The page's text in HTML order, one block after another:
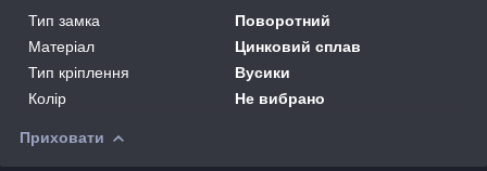
Тип замка
Поворотний
Матеріал
Цинковий сплав
Тип кріплення
Вусики
Колір
Не вибрано
Приховати